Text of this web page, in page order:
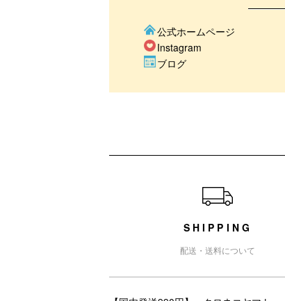
公式ホームページ
Instagram
ブログ
SHIPPING
配送・送料について